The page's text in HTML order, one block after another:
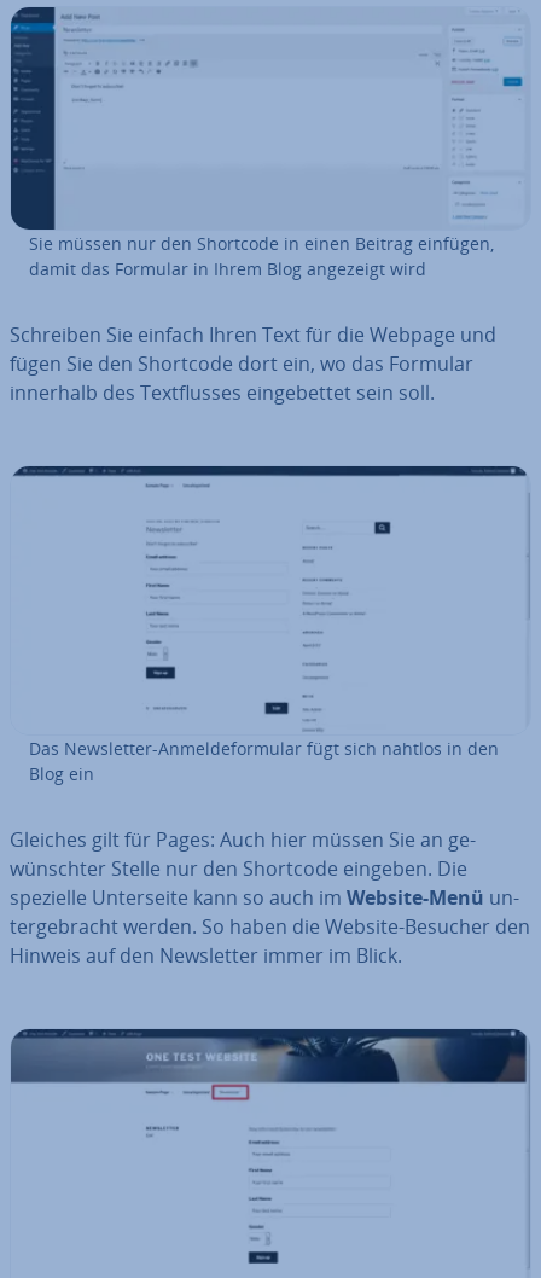
Sie müssen nur den Shortcode in einen Beitrag einfügen,
damit das Formular in Ihrem Blog angezeigt wird
Schreiben Sie einfach Ihren Text für die Webpage und
fügen Sie den Shortcode dort ein, wo das Formular
innerhalb des Text­flus­ses ein­ge­bet­tet sein soll.
Das News­let­ter-An­mel­de­for­mu­lar fügt sich nahtlos in den
Blog ein
Gleiches gilt für Pages: Auch hier müssen Sie an ge­
wünsch­ter Stelle nur den Shortcode eingeben. Die
spezielle Un­ter­sei­te kann so auch im Website-Menü un­
ter­ge­bracht werden. So haben die Website-Besucher den
Hinweis auf den News­let­ter immer im Blick.